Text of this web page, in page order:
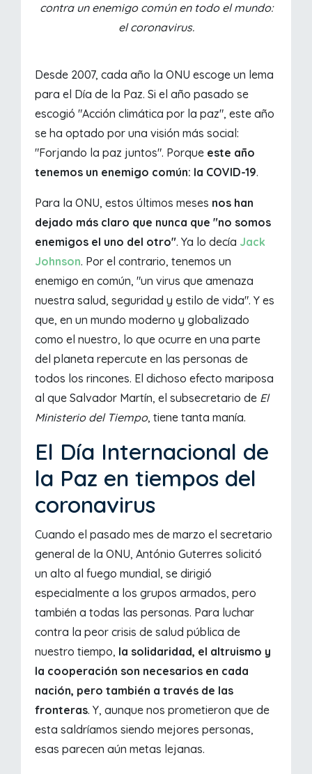
contra un enemigo común en todo el mundo:
el coronavirus.
Desde 2007, cada año la ONU escoge un lema
para el Día de la Paz. Si el año pasado se
escogió "Acción climática por la paz", este año
se ha optado por una visión más social:
"Forjando la paz juntos". Porque este año
tenemos un enemigo común: la COVID-19.
Para la ONU, estos últimos meses nos han
dejado más claro que nunca que "no somos
enemigos el uno del otro". Ya lo decía Jack
Johnson. Por el contrario, tenemos un
enemigo en común, "un virus que amenaza
nuestra salud, seguridad y estilo de vida". Y es
que, en un mundo moderno y globalizado
como el nuestro, lo que ocurre en una parte
del planeta repercute en las personas de
todos los rincones. El dichoso efecto mariposa
al que Salvador Martín, el subsecretario de El
Ministerio del Tiempo, tiene tanta manía.
El Día Internacional de
la Paz en tiempos del
coronavirus
Cuando el pasado mes de marzo el secretario
general de la ONU, António Guterres solicitó
un alto al fuego mundial, se dirigió
especialmente a los grupos armados, pero
también a todas las personas. Para luchar
contra la peor crisis de salud pública de
nuestro tiempo, la solidaridad, el altruismo y
la cooperación son necesarios en cada
nación, pero también a través de las
fronteras. Y, aunque nos prometieron que de
esta saldríamos siendo mejores personas,
esas parecen aún metas lejanas.